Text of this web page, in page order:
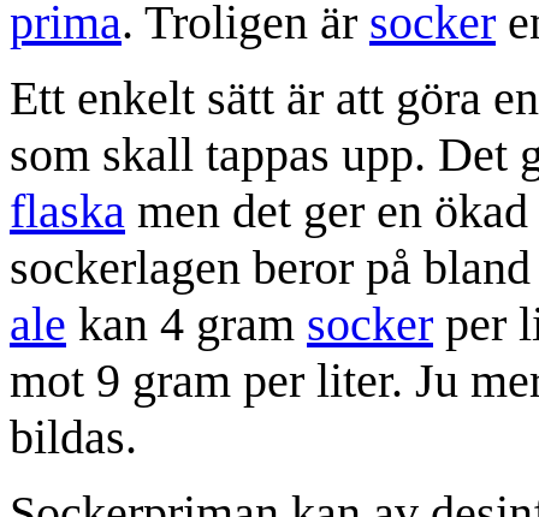
prima. Troligen är socker
Ett enkelt sätt är att göra
som skall tappas upp. Det
flaska men det ger en
sockerlagen beror på
ale kan 4 gram socker per
mot 9 gram per liter. Ju
bildas.